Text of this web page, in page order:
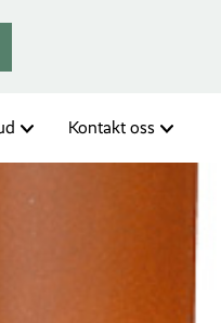
Kontakt oss